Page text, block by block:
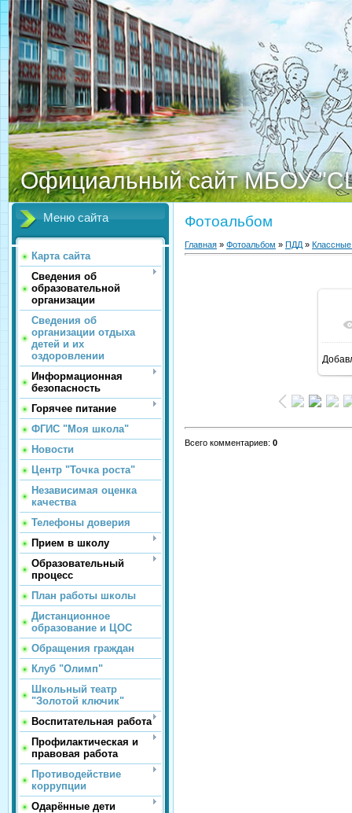
Официальный сайт МБОУ
Меню сайта
Карта сайта
Сведения об
образовательной
организации
Сведения об
организации отдыха
детей и их
оздоровлении
Информационная
безопасность
Горячее питание
ФГИС "Моя школа"
Новости
Центр "Точка роста"
Независимая оценка
качества
Телефоны доверия
Прием в школу
Образовательный
процесс
План работы школы
Дистанционное
образование и ЦОС
Обращения граждан
Клуб "Олимп"
Школьный театр
"Золотой ключик"
Воспитательная работа
Профилактическая и
правовая работа
Противодействие
коррупции
Одарённые дети
Фотоальбом
Главная » Фотоальбом » ПДД »
Всего комментариев: 0